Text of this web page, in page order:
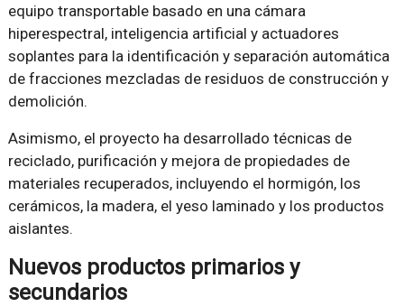
equipo transportable basado en una cámara
hiperespectral, inteligencia artificial y actuadores
soplantes para la identificación y separación automática
de fracciones mezcladas de residuos de construcción y
demolición.
Asimismo, el proyecto ha desarrollado técnicas de
reciclado, purificación y mejora de propiedades de
materiales recuperados, incluyendo el hormigón, los
cerámicos, la madera, el yeso laminado y los productos
aislantes.
Nuevos productos primarios y
secundarios